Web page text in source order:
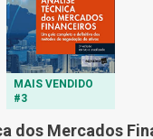
MAIS VENDIDO
#3
dos Mercados